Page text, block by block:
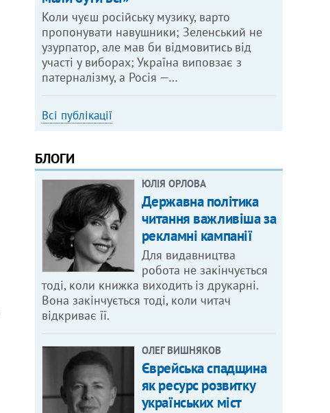
Коли чуєш російську музику, варто
пропонувати навушники; Зеленський не
узурпатор, але мав би відмовитись від
участі у виборах; Україна виповзає з
патерналізму, а Росія —…
Всі публікації
БЛОГИ
ЮЛІЯ ОРЛОВА
Державна політика
читання важливіша за
рекламні кампанії
Для видавництва
робота не закінчується
тоді, коли книжка виходить із друкарні.
Вона закінчується тоді, коли читач
відкриває її.
ОЛЕГ ВИШНЯКОВ
Єврейська спадщина
як ресурс розвитку
українських міст